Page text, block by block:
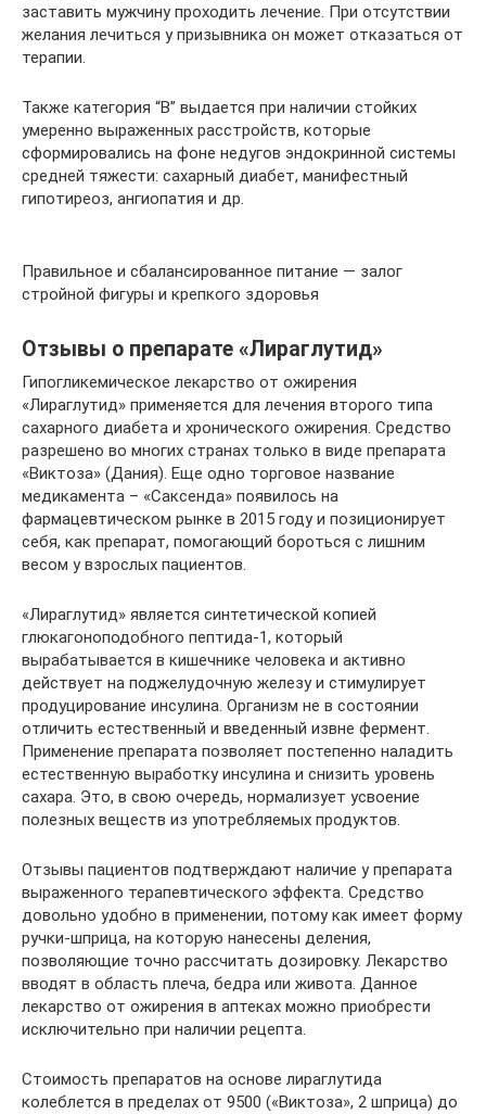
заставить мужчину проходить лечение. При отсутствии
желания лечиться у призывника он может отказаться от
терапии.
Также категория “В” выдается при наличии стойких
умеренно выраженных расстройств, которые
сформировались на фоне недугов эндокринной системы
средней тяжести: сахарный диабет, манифестный
гипотиреоз, ангиопатия и др.
Правильное и сбалансированное питание — залог
стройной фигуры и крепкого здоровья
Отзывы о препарате «Лираглутид»
Гипогликемическое лекарство от ожирения
«Лираглутид» применяется для лечения второго типа
сахарного диабета и хронического ожирения. Средство
разрешено во многих странах только в виде препарата
«Виктоза» (Дания). Еще одно торговое название
медикамента – «Саксенда» появилось на
фармацевтическом рынке в 2015 году и позиционирует
себя, как препарат, помогающий бороться с лишним
весом у взрослых пациентов.
«Лираглутид» является синтетической копией
глюкагоноподобного пептида-1, который
вырабатывается в кишечнике человека и активно
действует на поджелудочную железу и стимулирует
продуцирование инсулина. Организм не в состоянии
отличить естественный и введенный извне фермент.
Применение препарата позволяет постепенно наладить
естественную выработку инсулина и снизить уровень
сахара. Это, в свою очередь, нормализует усвоение
полезных веществ из употребляемых продуктов.
Отзывы пациентов подтверждают наличие у препарата
выраженного терапевтического эффекта. Средство
довольно удобно в применении, потому как имеет форму
ручки-шприца, на которую нанесены деления,
позволяющие точно рассчитать дозировку. Лекарство
вводят в область плеча, бедра или живота. Данное
лекарство от ожирения в аптеках можно приобрести
исключительно при наличии рецепта.
Стоимость препаратов на основе лираглутида
колеблется в пределах от 9500 («Виктоза», 2 шприца) до